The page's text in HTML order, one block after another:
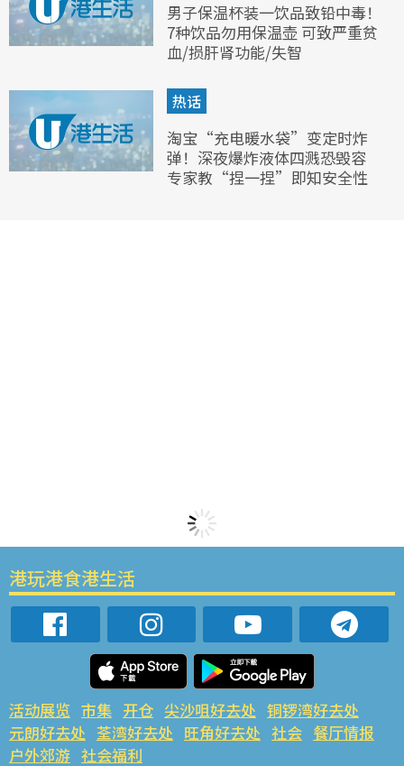
男子保温杯装一饮品致铅中毒！
7种饮品勿用保温壶 可致严重贫
血/损肝肾功能/失智
热话
淘宝“充电暖水袋”变定时炸
弹！深夜爆炸液体四溅恐毁容
专家教“捏一捏”即知安全性
港玩港食港生活
活动展览 市集 开仓 尖沙咀好去处 铜锣湾好去处
元朗好去处 荃湾好去处 旺角好去处 社会 餐厅情报
户外郊游 社会福利